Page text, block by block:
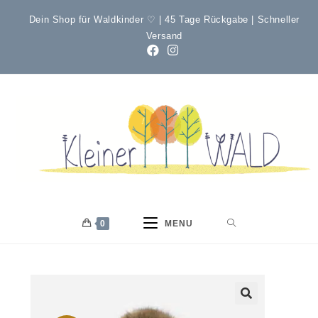
Dein Shop für Waldkinder ♡ | 45 Tage Rückgabe | Schneller
Versand
0 MENU